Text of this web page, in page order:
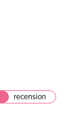
recension